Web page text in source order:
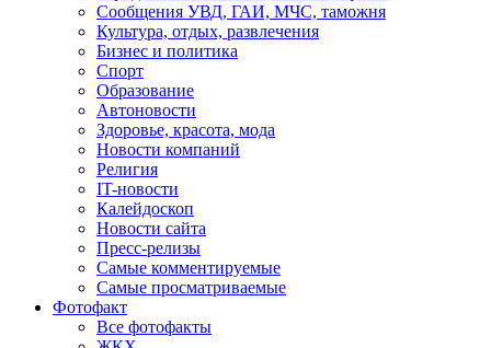
Сообщения УВД, ГАИ, МЧС, таможня
Культура, отдых, развлечения
Бизнес и политика
Спорт
Образование
Автоновости
Здоровье, красота, мода
Новости компаний
Религия
IT-новости
Калейдоскоп
Новости сайта
Пресс-релизы
Самые комментируемые
Самые просматриваемые
Фотофакт
Все фотофакты